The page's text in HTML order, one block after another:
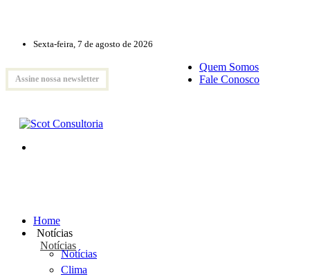
Sexta-feira, 7 de agosto de 2026
Assine nossa newsletter
Quem Somos
Fale Conosco
Home
Notícias
Notícias
Notícias
Clima